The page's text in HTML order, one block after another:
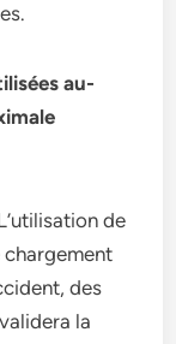
au-
de
chargement
des
la